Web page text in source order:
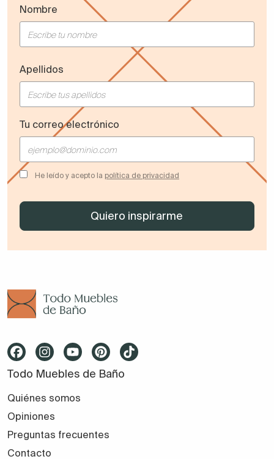
Nombre
Apellidos
Tu correo electrónico
He leído y acepto la política de privacidad
Todo Muebles de Baño
Quiénes somos
Opiniones
Preguntas frecuentes
Contacto